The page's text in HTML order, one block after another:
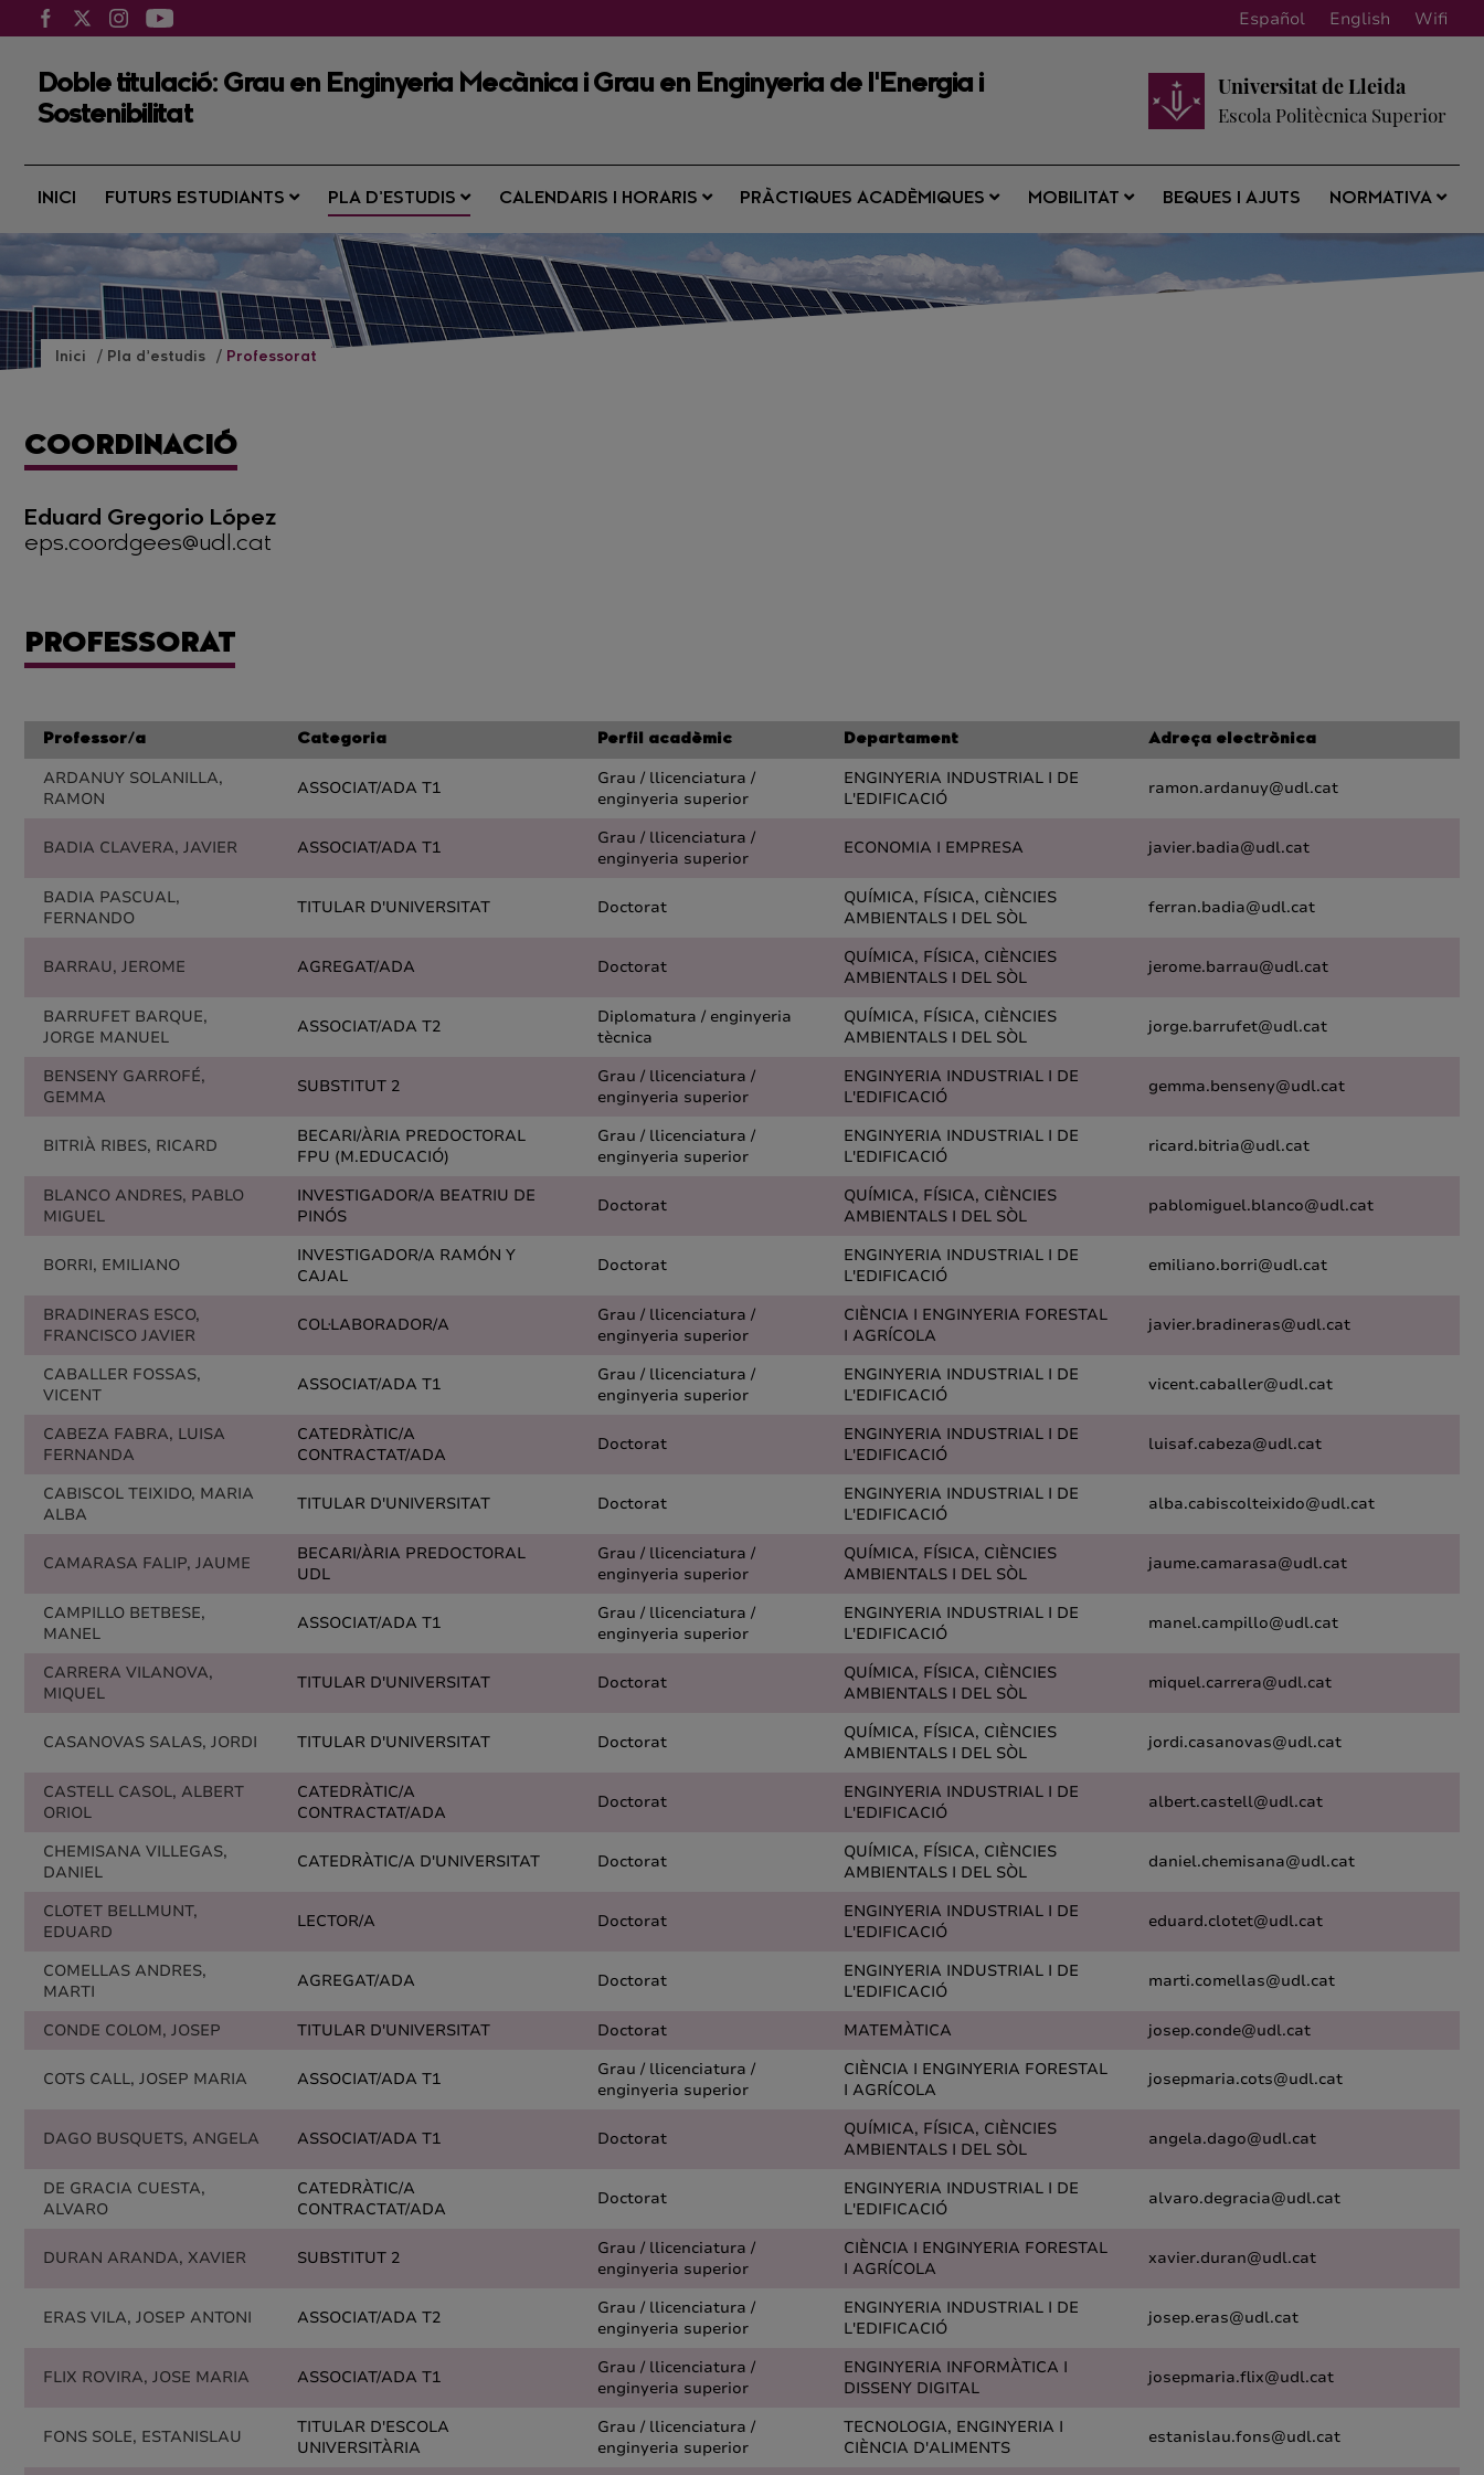
Español English Wifi
Doble titulació: Grau en Enginyeria Mecànica i Grau en Enginyeria de l'Energia i
Sostenibilitat
Universitat de Lleida
Escola Politècnica Superior
INICI FUTURS ESTUDIANTS PLA D’ESTUDIS CALENDARIS I HORARIS PRÀCTIQUES ACADÈMIQUES MOBILITAT BEQUES I AJUTS NORMATIVA
Inici Pla d’estudis Professorat
COORDINACIÓ
Eduard Gregorio López
eps.coordgees@udl.cat
PROFESSORAT
Professor/a Categoria Perfil acadèmic Departament Adreça electrònica
ARDANUY SOLANILLA,
RAMON
ASSOCIAT/ADA T1
Grau / llicenciatura /
enginyeria superior
ENGINYERIA INDUSTRIAL I DE
L'EDIFICACIÓ
ramon.ardanuy@udl.cat
BADIA CLAVERA, JAVIER ASSOCIAT/ADA T1
Grau / llicenciatura /
enginyeria superior
ECONOMIA I EMPRESA javier.badia@udl.cat
BADIA PASCUAL,
FERNANDO
TITULAR D'UNIVERSITAT Doctorat
QUÍMICA, FÍSICA, CIÈNCIES
AMBIENTALS I DEL SÒL
ferran.badia@udl.cat
BARRAU, JEROME AGREGAT/ADA Doctorat
QUÍMICA, FÍSICA, CIÈNCIES
AMBIENTALS I DEL SÒL
jerome.barrau@udl.cat
BARRUFET BARQUE,
JORGE MANUEL
ASSOCIAT/ADA T2
Diplomatura / enginyeria
tècnica
QUÍMICA, FÍSICA, CIÈNCIES
AMBIENTALS I DEL SÒL
jorge.barrufet@udl.cat
BENSENY GARROFÉ,
GEMMA
SUBSTITUT 2
Grau / llicenciatura /
enginyeria superior
ENGINYERIA INDUSTRIAL I DE
L'EDIFICACIÓ
gemma.benseny@udl.cat
BITRIÀ RIBES, RICARD
BECARI/ÀRIA PREDOCTORAL
FPU (M.EDUCACIÓ)
Grau / llicenciatura /
enginyeria superior
ENGINYERIA INDUSTRIAL I DE
L'EDIFICACIÓ
ricard.bitria@udl.cat
BLANCO ANDRES, PABLO
MIGUEL
INVESTIGADOR/A BEATRIU DE
PINÓS
Doctorat
QUÍMICA, FÍSICA, CIÈNCIES
AMBIENTALS I DEL SÒL
pablomiguel.blanco@udl.cat
BORRI, EMILIANO
INVESTIGADOR/A RAMÓN Y
CAJAL
Doctorat
ENGINYERIA INDUSTRIAL I DE
L'EDIFICACIÓ
emiliano.borri@udl.cat
BRADINERAS ESCO,
FRANCISCO JAVIER
COL·LABORADOR/A
Grau / llicenciatura /
enginyeria superior
CIÈNCIA I ENGINYERIA FORESTAL
I AGRÍCOLA
javier.bradineras@udl.cat
CABALLER FOSSAS,
VICENT
ASSOCIAT/ADA T1
Grau / llicenciatura /
enginyeria superior
ENGINYERIA INDUSTRIAL I DE
L'EDIFICACIÓ
vicent.caballer@udl.cat
CABEZA FABRA, LUISA
FERNANDA
CATEDRÀTIC/A
CONTRACTAT/ADA
Doctorat
ENGINYERIA INDUSTRIAL I DE
L'EDIFICACIÓ
luisaf.cabeza@udl.cat
CABISCOL TEIXIDO, MARIA
ALBA
TITULAR D'UNIVERSITAT Doctorat
ENGINYERIA INDUSTRIAL I DE
L'EDIFICACIÓ
alba.cabiscolteixido@udl.cat
CAMARASA FALIP, JAUME
BECARI/ÀRIA PREDOCTORAL
UDL
Grau / llicenciatura /
enginyeria superior
QUÍMICA, FÍSICA, CIÈNCIES
AMBIENTALS I DEL SÒL
jaume.camarasa@udl.cat
CAMPILLO BETBESE,
MANEL
ASSOCIAT/ADA T1
Grau / llicenciatura /
enginyeria superior
ENGINYERIA INDUSTRIAL I DE
L'EDIFICACIÓ
manel.campillo@udl.cat
CARRERA VILANOVA,
MIQUEL
TITULAR D'UNIVERSITAT Doctorat
QUÍMICA, FÍSICA, CIÈNCIES
AMBIENTALS I DEL SÒL
miquel.carrera@udl.cat
CASANOVAS SALAS, JORDI TITULAR D'UNIVERSITAT Doctorat
QUÍMICA, FÍSICA, CIÈNCIES
AMBIENTALS I DEL SÒL
jordi.casanovas@udl.cat
CASTELL CASOL, ALBERT
ORIOL
CATEDRÀTIC/A
CONTRACTAT/ADA
Doctorat
ENGINYERIA INDUSTRIAL I DE
L'EDIFICACIÓ
albert.castell@udl.cat
CHEMISANA VILLEGAS,
DANIEL
CATEDRÀTIC/A D'UNIVERSITAT Doctorat
QUÍMICA, FÍSICA, CIÈNCIES
AMBIENTALS I DEL SÒL
daniel.chemisana@udl.cat
CLOTET BELLMUNT,
EDUARD
LECTOR/A Doctorat
ENGINYERIA INDUSTRIAL I DE
L'EDIFICACIÓ
eduard.clotet@udl.cat
COMELLAS ANDRES,
MARTI
AGREGAT/ADA Doctorat
ENGINYERIA INDUSTRIAL I DE
L'EDIFICACIÓ
marti.comellas@udl.cat
CONDE COLOM, JOSEP TITULAR D'UNIVERSITAT Doctorat MATEMÀTICA josep.conde@udl.cat
COTS CALL, JOSEP MARIA ASSOCIAT/ADA T1
Grau / llicenciatura /
enginyeria superior
CIÈNCIA I ENGINYERIA FORESTAL
I AGRÍCOLA
josepmaria.cots@udl.cat
DAGO BUSQUETS, ANGELA ASSOCIAT/ADA T1 Doctorat
QUÍMICA, FÍSICA, CIÈNCIES
AMBIENTALS I DEL SÒL
angela.dago@udl.cat
DE GRACIA CUESTA,
ALVARO
CATEDRÀTIC/A
CONTRACTAT/ADA
Doctorat
ENGINYERIA INDUSTRIAL I DE
L'EDIFICACIÓ
alvaro.degracia@udl.cat
DURAN ARANDA, XAVIER SUBSTITUT 2
Grau / llicenciatura /
enginyeria superior
CIÈNCIA I ENGINYERIA FORESTAL
I AGRÍCOLA
xavier.duran@udl.cat
ERAS VILA, JOSEP ANTONI ASSOCIAT/ADA T2
Grau / llicenciatura /
enginyeria superior
ENGINYERIA INDUSTRIAL I DE
L'EDIFICACIÓ
josep.eras@udl.cat
FLIX ROVIRA, JOSE MARIA ASSOCIAT/ADA T1
Grau / llicenciatura /
enginyeria superior
ENGINYERIA INFORMÀTICA I
DISSENY DIGITAL
josepmaria.flix@udl.cat
FONS SOLE, ESTANISLAU
TITULAR D'ESCOLA
UNIVERSITÀRIA
Grau / llicenciatura /
enginyeria superior
TECNOLOGIA, ENGINYERIA I
CIÈNCIA D'ALIMENTS
estanislau.fons@udl.cat